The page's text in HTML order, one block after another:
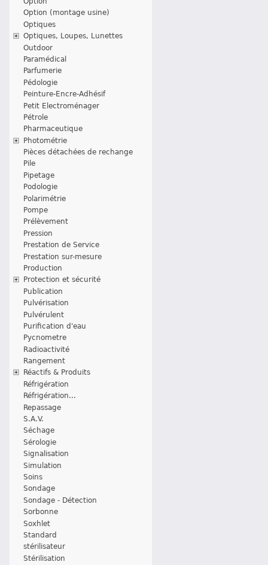
Option (montage usine)
Optiques
Optiques, Loupes, Lunettes
Outdoor
Paramédical
Parfumerie
Pédologie
Peinture-Encre-Adhésif
Petit Electroménager
Pétrole
Pharmaceutique
Photométrie
Pièces détachées de rechange
Pile
Pipetage
Podologie
Polarimétrie
Pompe
Prélèvement
Pression
Prestation de Service
Prestation sur-mesure
Production
Protection et sécurité
Publication
Pulvérisation
Pulvérulent
Purification d'eau
Pycnometre
Radioactivité
Rangement
Réactifs & Produits
Réfrigération
Réfrigération...
Repassage
S.A.V.
Séchage
Sérologie
Signalisation
Simulation
Soins
Sondage
Sondage - Détection
Sorbonne
Soxhlet
Standard
stérilisateur
Stérilisation